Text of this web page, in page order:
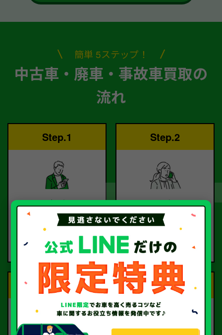
簡単 5ステップ！
中古車・廃車・事故車買取の
流れ
Step.1
ご依頼
お電話または査定フォー
ご依頼ください。
Step.2
査定
査定のプロが
お電話で回答いたしま
す。
Step.3 Step.4